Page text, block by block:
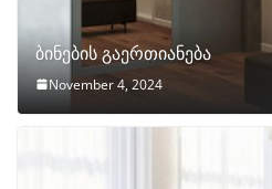
ბინების გაერთიანება
November 4, 2024